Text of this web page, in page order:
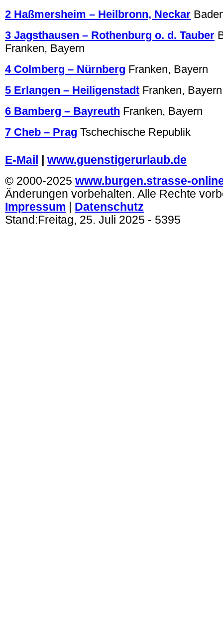
2 Haßmersheim – Heilbronn, Neckar
3 Jagsthausen – Rothenburg o. d. Tauber
Franken, Bayern
4 Colmberg – Nürnberg Franken, Bayern
5 Erlangen – Heiligenstadt Franken, Bayern
6 Bamberg – Bayreuth Franken, Bayern
7 Cheb – Prag Tschechische Republik
E-Mail
www.guenstigerurlaub.de
© 2000-2025 www.burgen.strasse-
Änderungen vorbehalten. Alle Rechte
Impressum
Datenschutz
Stand:Freitag, 25. Juli 2025 - 5395